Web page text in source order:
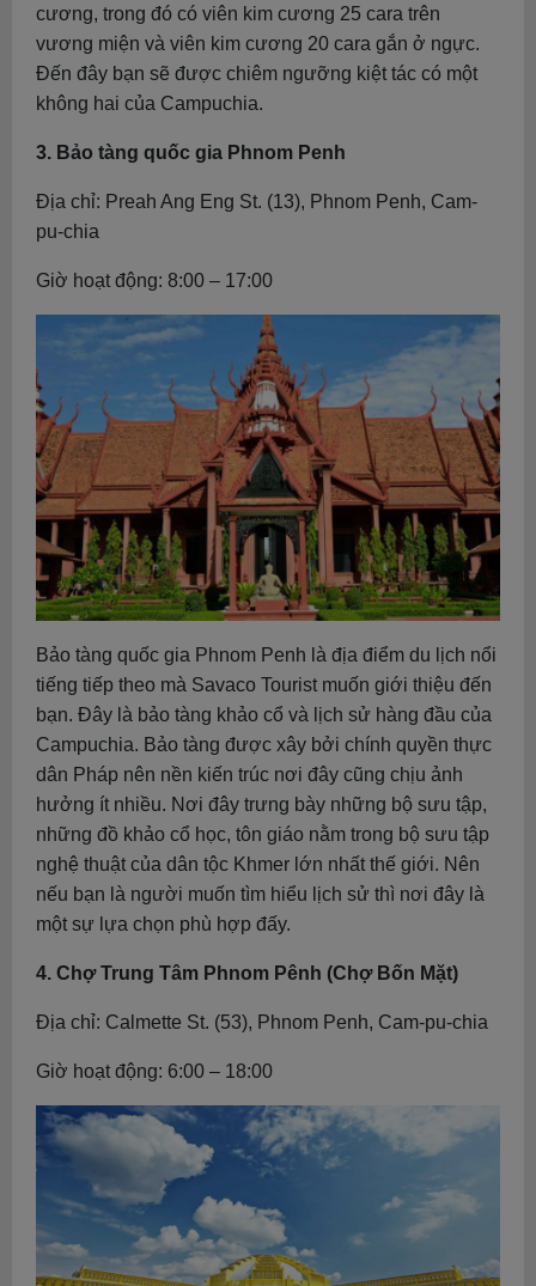
cương, trong đó có viên kim cương 25 cara trên
vương miện và viên kim cương 20 cara gắn ở ngực.
Đến đây bạn sẽ được chiêm ngưỡng kiệt tác có một
không hai của Campuchia.
3. Bảo tàng quốc gia Phnom Penh
Địa chỉ: Preah Ang Eng St. (13), Phnom Penh, Cam-
pu-chia
Giờ hoạt động: 8:00 – 17:00
Bảo tàng quốc gia Phnom Penh là địa điểm du lịch nổi
tiếng tiếp theo mà Savaco Tourist muốn giới thiệu đến
bạn. Đây là bảo tàng khảo cổ và lịch sử hàng đầu của
Campuchia. Bảo tàng được xây bởi chính quyền thực
dân Pháp nên nền kiến trúc nơi đây cũng chịu ảnh
hưởng ít nhiều. Nơi đây trưng bày những bộ sưu tập,
những đồ khảo cổ học, tôn giáo nằm trong bộ sưu tập
nghệ thuật của dân tộc Khmer lớn nhất thế giới. Nên
nếu bạn là người muốn tìm hiểu lịch sử thì nơi đây là
một sự lựa chọn phù hợp đấy.
4. Chợ Trung Tâm Phnom Pênh (Chợ Bốn Mặt)
Địa chỉ: Calmette St. (53), Phnom Penh, Cam-pu-chia
Giờ hoạt động: 6:00 – 18:00